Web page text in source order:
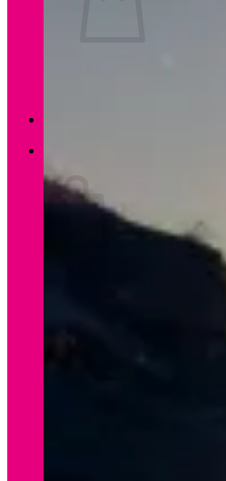
Es befinden sich keine